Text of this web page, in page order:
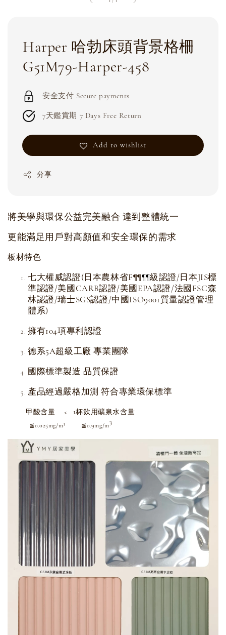
Harper 哈勃床頭背景格柵
G51M79-Harper-458
安全支付 Secure payments
7天鑑賞期 7 Days Free Return
Add to wishlist
分享
將美學與環保公益完美融合 達到整體統一
更能滿足用戶對高顏值和安全環保的需求
板材特色
七大權威認證(日本農林省F¶¶¶¶級認證/日本JIS標
準認證/美國CARB認證/美國EPA認證/法國FSC森
林認證/瑞士SGS認證/中國ISO9001質量認證管理
體系)
擁有104項專利認證
德系5A超級工廠 專業團隊
國際標準製造 品質保證
產品經過嚴格加測 符合專業環保標準
甲酸含量 < 1杯飲用礦泉水含量
≦0.025mg/m3 ≦0.9mg/m3